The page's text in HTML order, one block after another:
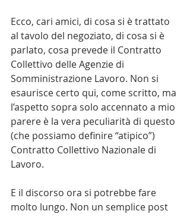
Ecco, cari amici, di cosa si è trattato
al tavolo del negoziato, di cosa si è
parlato, cosa prevede il Contratto
Collettivo delle Agenzie di
Somministrazione Lavoro. Non si
esaurisce certo qui, come scritto, ma
l’aspetto sopra solo accennato a mio
parere è la vera peculiarità di questo
(che possiamo definire “atipico”)
Contratto Collettivo Nazionale di
Lavoro.
E il discorso ora si potrebbe fare
molto lungo. Non un semplice post